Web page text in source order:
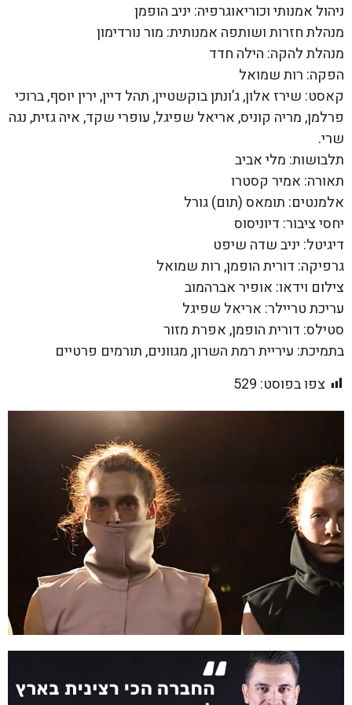
ניהול אמנותי וכוריאוגרפיה: יניב הופמן
מנהלת חזרות ושותפה אמנותית: מור נורדימון
מנהלת להקה: הילה חדד
הפקה: רות שמואל
קאסט: שירז אלון, ג’ונתן בוקשטיין, תהל דיין, ירין יוסף, ברוכי
פרלמן, מריה קוניס, אריאל שפיגל, עופרי שקד, איה גזית, נגה
שרי.
תלבושות: מלי אביב
תאורה: אמיר קסטרו
אלמנטים: תומאס (תום) גורל
יחסי ציבור: דיוניסוס
דיגיטל: יניב שדה שיפט
גרפיקה: דורית הופמן, רות שמואל
צילום וידאו: אופיר אברהמוב
עריכת טריילר: אריאל שפיגל
סטילס: דורית הופמן, אפרת מזור
בתמיכת: עיריית רמת השרון, מגוונים, תורמים פרטיים
צפו בפוסט: 529